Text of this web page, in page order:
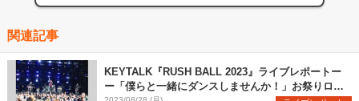
関連記事
KEYTALK『RUSH BALL 2023』ライブレポートー
ー「僕らと一緒にダンスしませんか！」お祭りロッ